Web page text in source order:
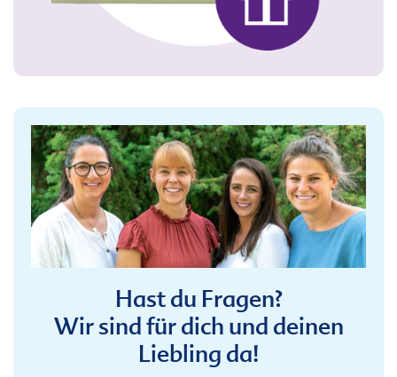
Hast du Fragen?
Wir sind für dich und deinen
Liebling da!